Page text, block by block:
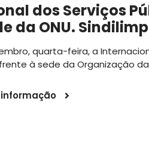
dos Serviços
da ONU.
quarta-feira, a
à sede da Organização